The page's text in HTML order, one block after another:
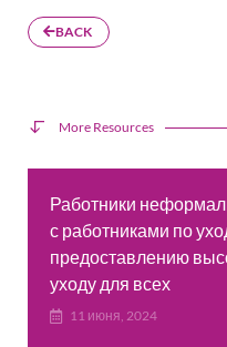
BACK
More Resources
Работники
с работниками по
предоставлению
уходу для всех
11 июня, 2024